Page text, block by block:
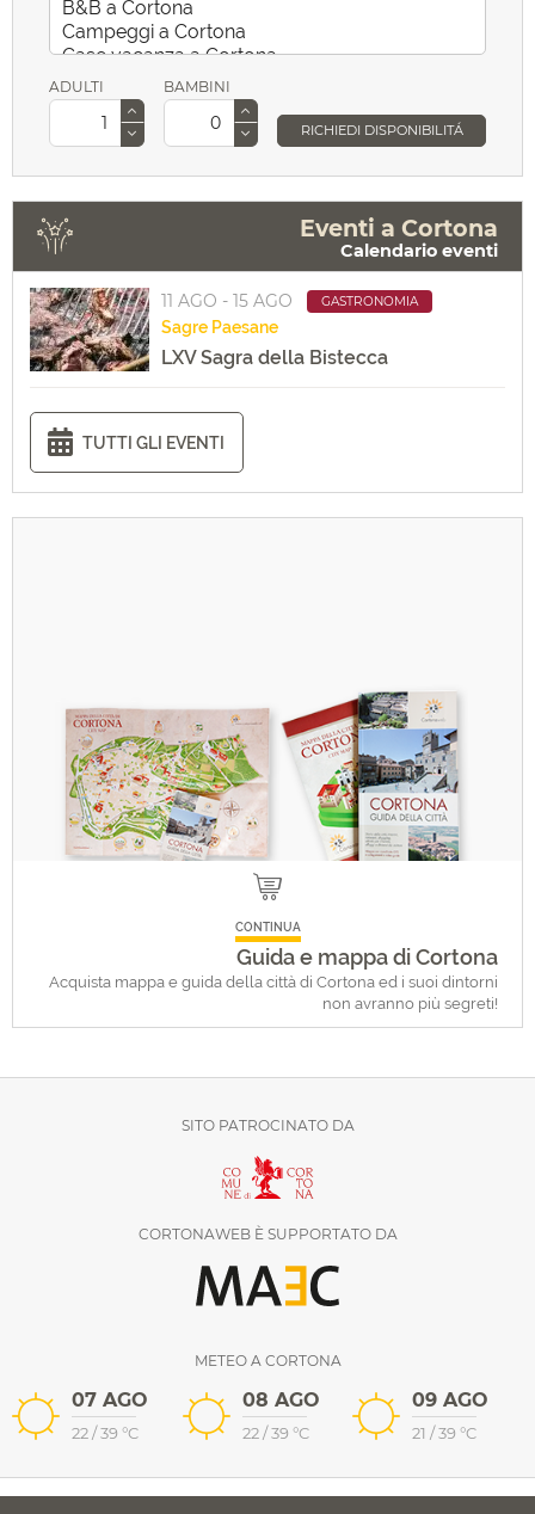
ADULTI BAMBINI
RICHIEDI DISPONIBILITÁ
Eventi a Cortona
Calendario eventi
11 AGO - 15 AGO GASTRONOMIA
Sagre Paesane
LXV Sagra della Bistecca
TUTTI GLI EVENTI
CONTINUA
Guida e mappa di Cortona
Acquista mappa e guida della città di Cortona ed i suoi dintorni
non avranno più segreti!
SITO PATROCINATO DA
CORTONAWEB È SUPPORTATO DA
METEO A CORTONA
07 AGO
22/39 °C
08 AGO
22/39 °C
09 AGO
21 /39 °C